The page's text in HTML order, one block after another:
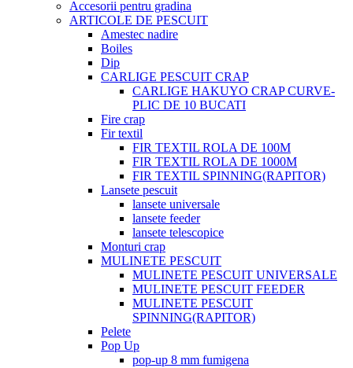
Accesorii pentru gradina
ARTICOLE DE PESCUIT
Amestec nadire
Boiles
Dip
CARLIGE PESCUIT CRAP
CARLIGE HAKUYO CRAP CURVE-
PLIC DE 10 BUCATI
Fire crap
Fir textil
FIR TEXTIL ROLA DE 100M
FIR TEXTIL ROLA DE 1000M
FIR TEXTIL SPINNING(RAPITOR)
Lansete pescuit
lansete universale
lansete feeder
lansete telescopice
Monturi crap
MULINETE PESCUIT
MULINETE PESCUIT UNIVERSALE
MULINETE PESCUIT FEEDER
MULINETE PESCUIT
SPINNING(RAPITOR)
Pelete
Pop Up
pop-up 8 mm fumigena